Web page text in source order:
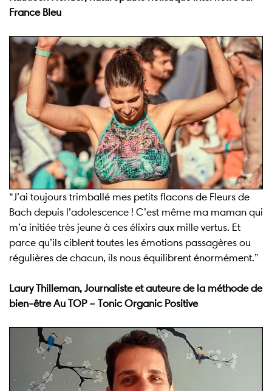
France Bleu
“J’ai toujours trimballé mes petits flacons de Fleurs de
Bach depuis l’adolescence ! C’est même ma maman qui
m’a initiée très jeune à ces élixirs aux mille vertus. Et
parce qu’ils ciblent toutes les émotions passagères ou
régulières de chacun, ils nous équilibrent énormément.”
Laury Thilleman, Journaliste et auteure de la méthode de
bien-être Au TOP – Tonic Organic Positive